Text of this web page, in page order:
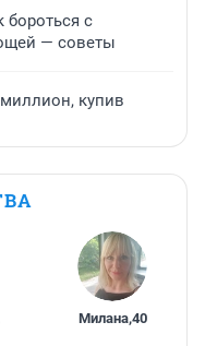
с
— советы
купив
Милана,40